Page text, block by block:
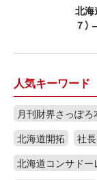
北海
７
人気キーワード
月刊財界さっぽ
北海道開拓
社
北海道コンサドー